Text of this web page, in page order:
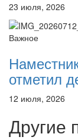
23 июля, 2026
Важное
отметил
12 июля, 2026
Другие